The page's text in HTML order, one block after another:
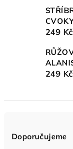
249 Kč
249 Kč
Doporučujeme